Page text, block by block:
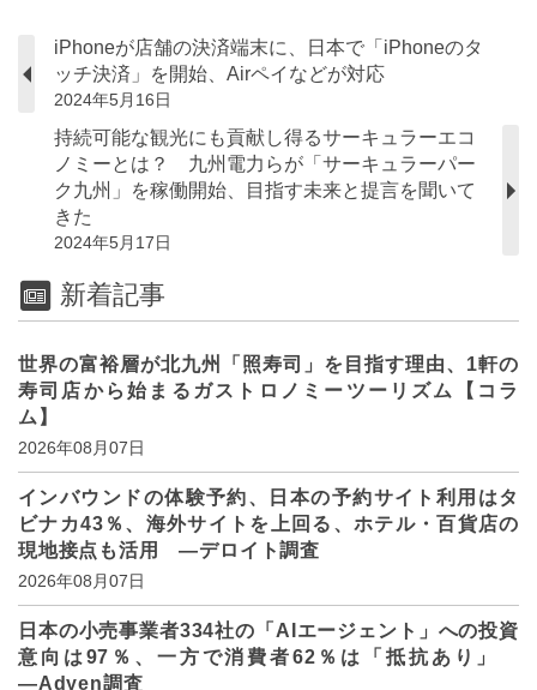
iPhoneが店舗の決済端末に、日本で「iPhoneのタ
ッチ決済」を開始、Airペイなどが対応
2024年5月16日
持続可能な観光にも貢献し得るサーキュラーエコ
ノミーとは？ 九州電力らが「サーキュラーパー
ク九州」を稼働開始、目指す未来と提言を聞いて
きた
2024年5月17日
新着記事
世界の富裕層が北九州「照寿司」を目指す理由、1軒の
寿司店から始まるガストロノミーツーリズム【コラ
ム】
2026年08月07日
インバウンドの体験予約、日本の予約サイト利用はタ
ビナカ43％、海外サイトを上回る、ホテル・百貨店の
現地接点も活用 ―デロイト調査
2026年08月07日
日本の小売事業者334社の「AIエージェント」への投資
意向は97％、一方で消費者62％は「抵抗あり」
―Adyen調査